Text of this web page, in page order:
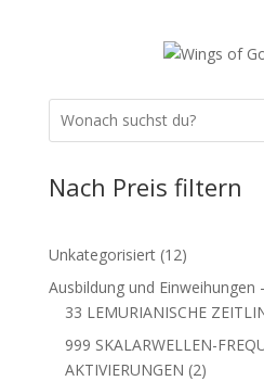
Nach Preis filtern
Unkategorisiert 1212
Produkte
Ausbildung und Einweihungen
33 LEMURIANISCHE
999 SKALARWELLEN-
AKTIVIERUNGEN 22